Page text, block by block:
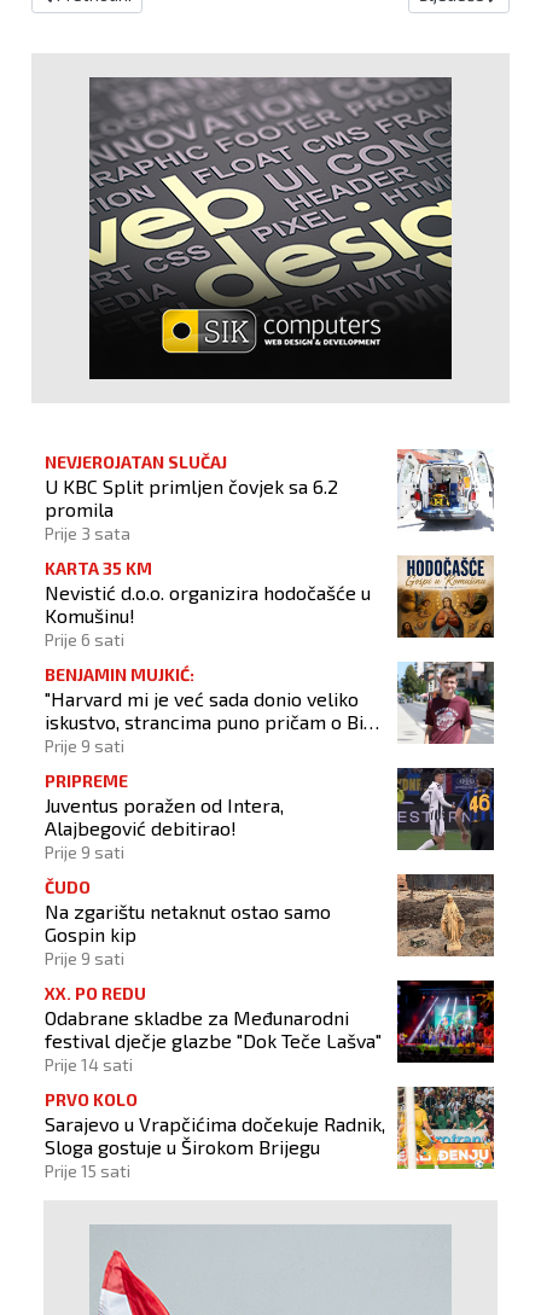
NEVJEROJATAN SLUČAJ
U KBC Split primljen čovjek sa 6.2
promila
Prije 3 sata
KARTA 35 KM
Nevistić d.o.o. organizira hodočašće u
Komušinu!
Prije 6 sati
BENJAMIN MUJKIĆ:
"Harvard mi je već sada donio veliko
iskustvo, strancima puno pričam o BiH
i Novom Travniku"
Prije 9 sati
PRIPREME
Juventus poražen od Intera,
Alajbegović debitirao!
Prije 9 sati
ČUDO
Na zgarištu netaknut ostao samo
Gospin kip
Prije 9 sati
XX. PO REDU
Odabrane skladbe za Međunarodni
festival dječje glazbe "Dok Teče Lašva"
Prije 14 sati
PRVO KOLO
Sarajevo u Vrapčićima dočekuje Radnik,
Sloga gostuje u Širokom Brijegu
Prije 15 sati